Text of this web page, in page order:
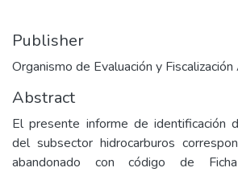
Publisher
Organismo de Evaluación y
Abstract
El presente informe de identificación
del subsector hidrocarburos
abandonado con código de